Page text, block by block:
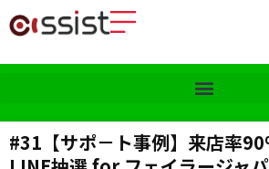
#31【サポ－ト事例】来店率90